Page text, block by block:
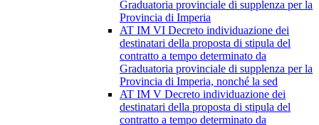
Graduatoria provinciale di supplenza per la
Provincia di Imperia
AT IM VI Decreto individuazione dei
destinatari della proposta di stipula del
contratto a tempo determinato da
Graduatoria provinciale di supplenza per la
Provincia di Imperia, nonché la sed
AT IM V Decreto individuazione dei
destinatari della proposta di stipula del
contratto a tempo determinato da